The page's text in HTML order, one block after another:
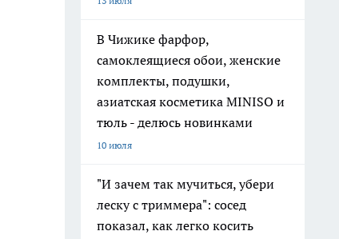
В Чижике фарфор,
самоклеящиеся обои, женские
комплекты, подушки,
азиатская косметика MINISO и
тюль - делюсь новинками
10 июля
"И зачем так мучиться, убери
леску с триммера": сосед
показал, как легко косить